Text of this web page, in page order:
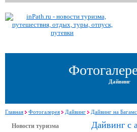
Дайвинг
Главная Фотогалерея Дайвинг Дайвинг на
Новости туризма
Дайвинг с